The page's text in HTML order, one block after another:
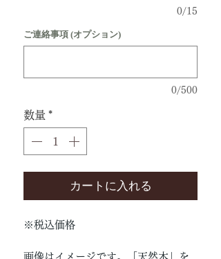
0/15
ご連絡事項 (オプション)
0/500
数量 *
カートに入れる
※税込価格
画像はイメージです。「天然木」を